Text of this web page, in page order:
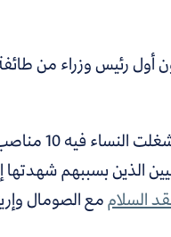
ليكون أول رئيس وزراء
الذين بسببهم شهدتها
السلاممع الصومال